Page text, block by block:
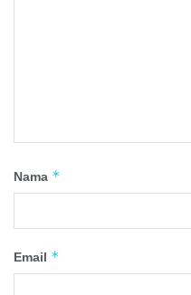
Nama *
Email *